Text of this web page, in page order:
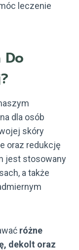
leczenie
Do
dla osób
skóry
oraz redukcję
jest stosowany
a także
różne
dekolt oraz